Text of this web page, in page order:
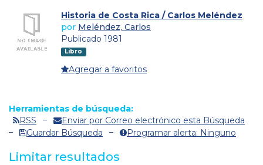
Historia de Costa Rica / Carlos Meléndez
por Meléndez, Carlos
Publicado 1981
Libro
Agregar a favoritos
Herramientas de búsqueda:
RSS
Enviar por Correo electrónico esta Búsqueda
Guardar Búsqueda
Programar alerta: Ninguno
Limitar resultados